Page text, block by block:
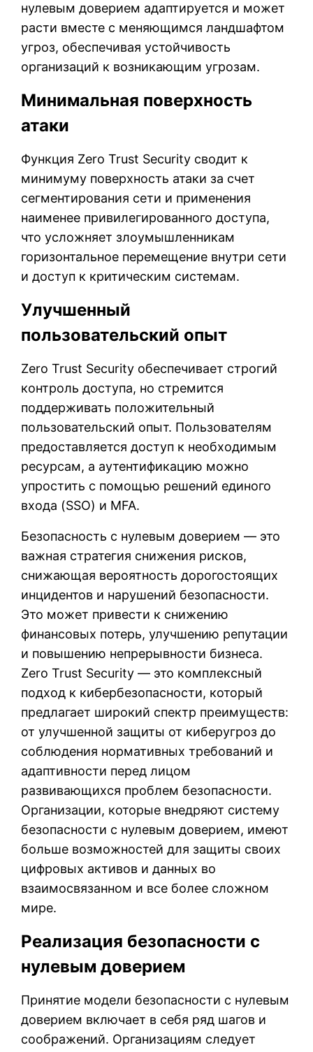
нулевым доверием адаптируется и может
расти вместе с меняющимся ландшафтом
угроз, обеспечивая устойчивость
организаций к возникающим угрозам.
Минимальная поверхность
атаки
Функция Zero Trust Security сводит к
минимуму поверхность атаки за счет
сегментирования сети и применения
наименее привилегированного доступа,
что усложняет злоумышленникам
горизонтальное перемещение внутри сети
и доступ к критическим системам.
Улучшенный
пользовательский опыт
Zero Trust Security обеспечивает строгий
контроль доступа, но стремится
поддерживать положительный
пользовательский опыт. Пользователям
предоставляется доступ к необходимым
ресурсам, а аутентификацию можно
упростить с помощью решений единого
входа (SSO) и MFA.
Безопасность с нулевым доверием — это
важная стратегия снижения рисков,
снижающая вероятность дорогостоящих
инцидентов и нарушений безопасности.
Это может привести к снижению
финансовых потерь, улучшению репутации
и повышению непрерывности бизнеса.
Zero Trust Security — это комплексный
подход к кибербезопасности, который
предлагает широкий спектр преимуществ:
от улучшенной защиты от киберугроз до
соблюдения нормативных требований и
адаптивности перед лицом
развивающихся проблем безопасности.
Организации, которые внедряют систему
безопасности с нулевым доверием, имеют
больше возможностей для защиты своих
цифровых активов и данных во
взаимосвязанном и все более сложном
мире.
Реализация безопасности с
нулевым доверием
Принятие модели безопасности с нулевым
доверием включает в себя ряд шагов и
соображений. Организациям следует